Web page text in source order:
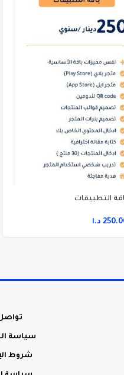
التطبيقات
د.ا
سياسة
شروط